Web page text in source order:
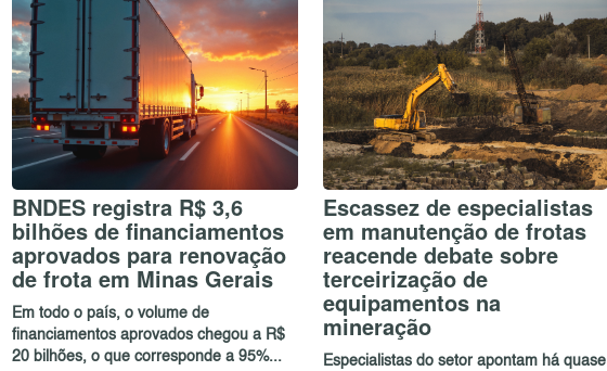
BNDES registra R$ 3,6
bilhões de financiamentos
aprovados para renovação
de frota em Minas Gerais
Em todo o país, o volume de
financiamentos aprovados chegou a R$
20 bilhões, o que corresponde a 95%...
Escassez de especialistas
em manutenção de frotas
reacende debate sobre
terceirização de
equipamentos na
mineração
Especialistas do setor apontam há quase